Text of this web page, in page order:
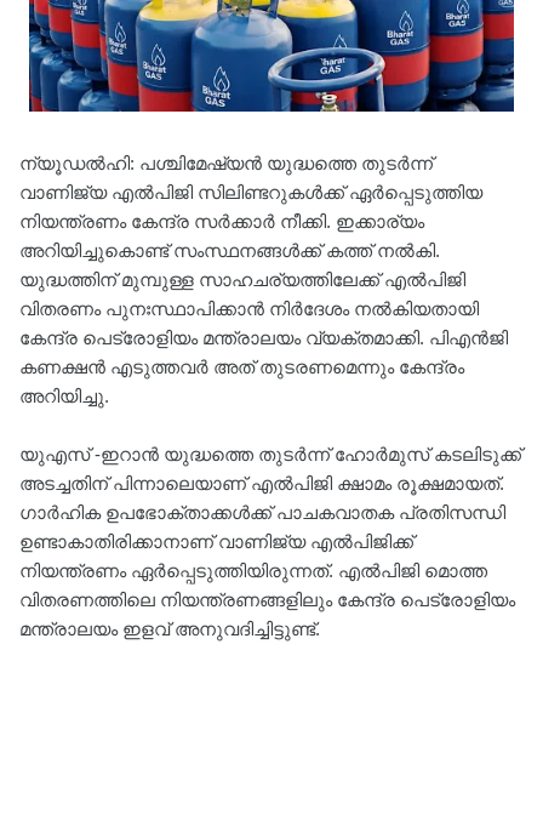
ന്യൂഡൽഹി: പശ്ചിമേഷ്യൻ യുദ്ധത്തെ തുടർന്ന്
വാണിജ്യ എൽപിജി സിലിണ്ടറുകൾക്ക് ഏർപ്പെടുത്തിയ
നിയന്ത്രണം കേന്ദ്ര സർക്കാർ നീക്കി. ഇക്കാര്യം
അറിയിച്ചുകൊണ്ട് സംസ്ഥനങ്ങൾക്ക് കത്ത് നൽകി.
യുദ്ധത്തിന് മുമ്പുള്ള സാഹചര്യത്തിലേക്ക് എൽപിജി
വിതരണം പുനഃസ്ഥാപിക്കാൻ നിർദേശം നൽകിയതായി
കേന്ദ്ര പെട്രോളിയം മന്ത്രാലയം വ്യക്തമാക്കി. പിഎൻജി
കണക്ഷൻ എടുത്തവർ അത് തുടരണമെന്നും കേന്ദ്രം
അറിയിച്ചു.
യുഎസ് -ഇറാൻ യുദ്ധത്തെ തുടർന്ന് ഹോർമുസ് കടലിടുക്ക്
അടച്ചതിന് പിന്നാലെയാണ് എൽപിജി ക്ഷാമം രൂക്ഷമായത്.
ഗാർഹിക ഉപഭോക്താക്കൾക്ക് പാചകവാതക പ്രതിസന്ധി
ഉണ്ടാകാതിരിക്കാനാണ് വാണിജ്യ എൽപിജിക്ക്
നിയന്ത്രണം ഏർപ്പെടുത്തിയിരുന്നത്. എൽ​പിജി മൊത്ത
വിതരണത്തിലെ നിയന്ത്രണങ്ങളിലും കേന്ദ്ര പെട്രോളിയം
മന്ത്രാലയം ഇളവ് അനുവദിച്ചിട്ടുണ്ട്.